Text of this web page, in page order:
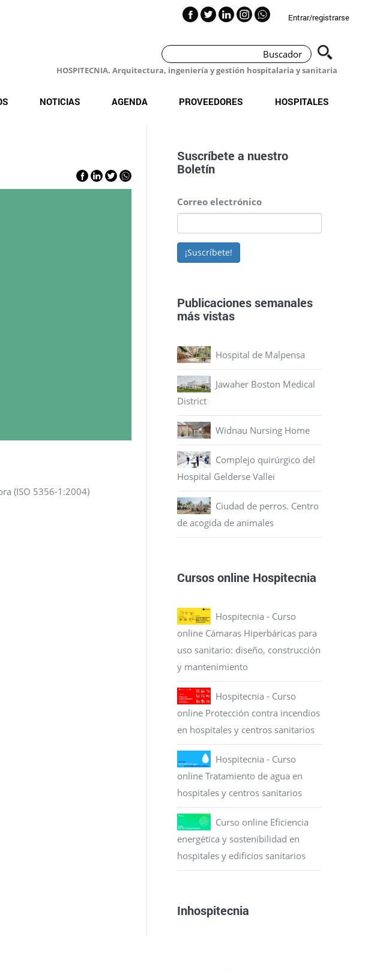
Entrar/registrarse
HOSPITECNIA. Arquitectura, ingeniería y gestión hospitalaria y sanitaria
NOTICIAS AGENDA PROVEEDORES HOSPITALES
(ISO 5356-1:2004)
Suscríbete a nuestro
Boletín
Correo electrónico
¡Suscríbete!
Publicaciones semanales
más vistas
Hospital de Malpensa
Jawaher Boston Medical
District
Widnau Nursing Home
Complejo quirúrgico del
Hospital Gelderse Vallei
Ciudad de perros. Centro
de acogida de animales
Cursos online Hospitecnia
Hospitecnia - Curso
online Cámaras Hiperbáricas para
uso sanitario: diseño, construcción
y mantenimiento
Hospitecnia - Curso
online Protección contra incendios
en hospitales y centros sanitarios
Hospitecnia - Curso
online Tratamiento de agua en
hospitales y centros sanitarios
Curso online Eficiencia
energética y sostenibilidad en
hospitales y edificios sanitarios
Inhospitecnia